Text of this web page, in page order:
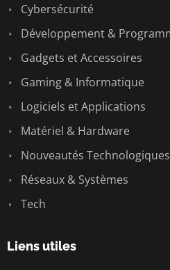
Cybersécurité
Développement &
Gadgets et Accessoires
Gaming & Informatique
Logiciels et Applications
Matériel & Hardware
Nouveautés Technologiques
Réseaux & Systèmes
Tech
Liens utiles